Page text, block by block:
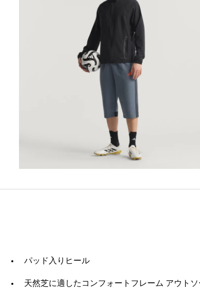
パッド入りヒール
天然芝に適したコンフォートフレーム アウト